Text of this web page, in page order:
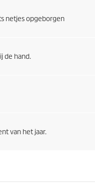
netjes opgeborgen
de hand.
van het jaar.